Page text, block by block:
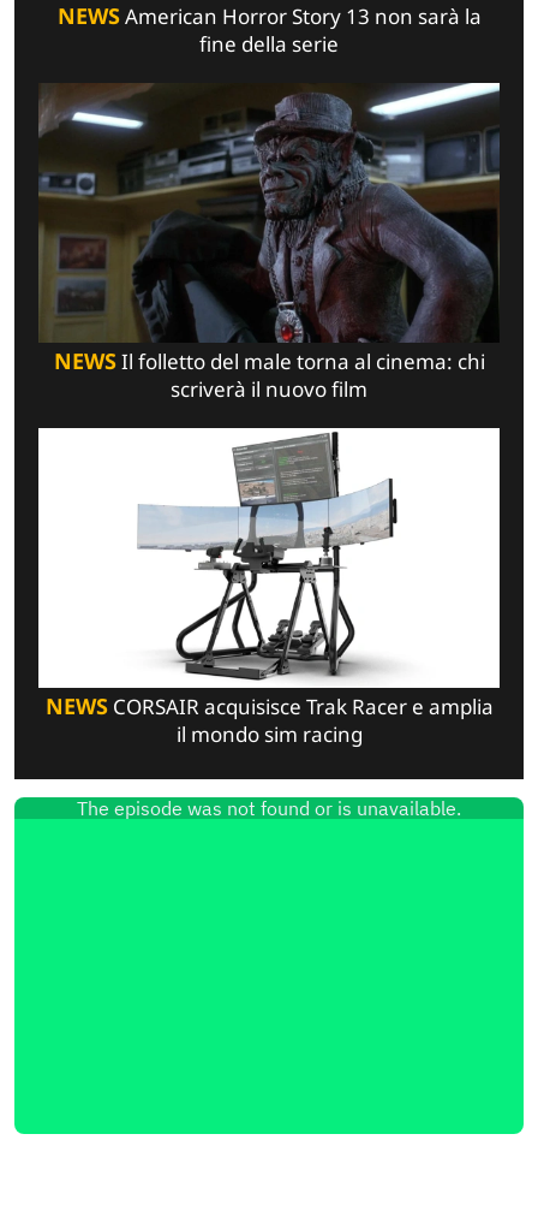
NEWSAmerican Horror Story 13 non sarà la
fine della serie
NEWSIl folletto del male torna al cinema: chi
scriverà il nuovo film
NEWSCORSAIR acquisisce Trak Racer e amplia
il mondo sim racing